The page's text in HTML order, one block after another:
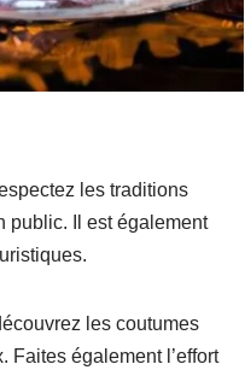
les traditions
public. Il est également
les coutumes
Faites également l’effort